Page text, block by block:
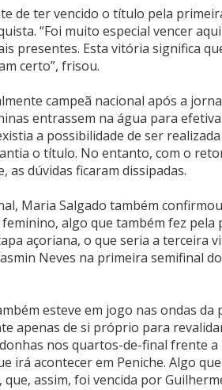
de ter vencido o título pela
“Foi muito especial vencer
presentes. Esta vitória significa
certo”, frisou.
campeã nacional após a
entrassem na água para
a possibilidade de ser
o título. No entanto, com o
as dúvidas ficaram dissipadas.
Maria Salgado também
algo que também fez pela
açoriana, o que seria a terceira
Neves na primeira semifinal
esteve em jogo nas ondas da
apenas de si próprio para
nos quartos-de-final frente
irá acontecer em Peniche. Algo
assim, foi vencida por